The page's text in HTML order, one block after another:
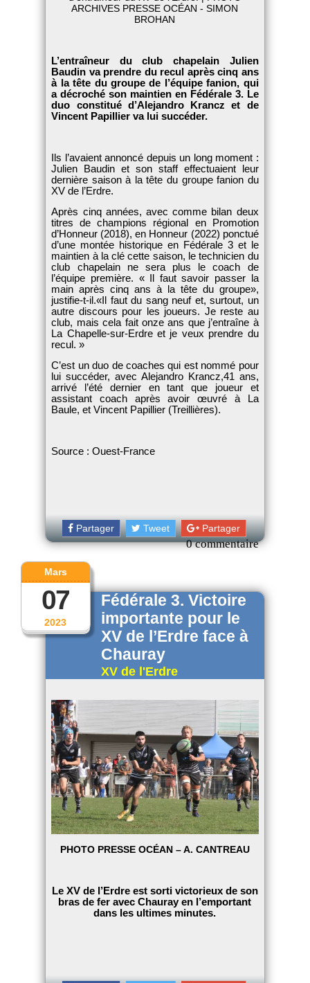
ARCHIVES PRESSE OCÉAN - SIMON
BROHAN
L’entraîneur du club chapelain Julien
Baudin va prendre du recul après cinq ans
à la tête du groupe de l’équipe fanion, qui
a décroché son maintien en Fédérale 3. Le
duo constitué d’Alejandro Krancz et de
Vincent Papillier va lui succéder.
Ils l’avaient annoncé depuis un long moment :
Julien Baudin et son staff effectuaient leur
dernière saison à la tête du groupe fanion du
XV de l’Erdre.
Après cinq années, avec comme bilan deux
titres de champions régional en Promotion
d’Honneur (2018), en Honneur (2022) ponctué
d’une montée historique en Fédérale 3 et le
maintien à la clé cette saison, le technicien du
club chapelain ne sera plus le coach de
l’équipe première.
Il faut savoir passer la
main après cinq ans à la tête du groupe ,
justifie-t-il.
Il faut du sang neuf et, surtout, un
autre discours pour les joueurs. Je reste au
club, mais cela fait onze ans que j’entraîne à
La Chapelle-sur-Erdre et je veux prendre du
recul.
C’est un duo de coaches qui est nommé pour
lui succéder, avec Alejandro Krancz,41 ans,
arrivé l’été dernier en tant que joueur et
assistant coach après avoir œuvré à La
Baule, et Vincent Papillier (Treillières).
Source : Ouest-France
Partager Tweet Partager
0 commentaire
2023
Mars
07
Fédérale 3. Victoire
importante pour le
XV de l’Erdre face à
Chauray
XV de l'Erdre
PHOTO PRESSE OCÉAN – A. CANTREAU
Le XV de l’Erdre est sorti victorieux de son
bras de fer avec Chauray en l’emportant
dans les ultimes minutes.